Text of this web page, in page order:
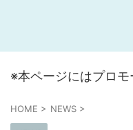
※本ページにはプロモ
HOME > NEWS >